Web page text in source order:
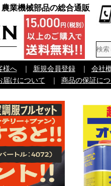
業機械部品の総合通販
様へ ｜ 新規会員登録 ｜
会社
届けについて ｜ 商品の保証に